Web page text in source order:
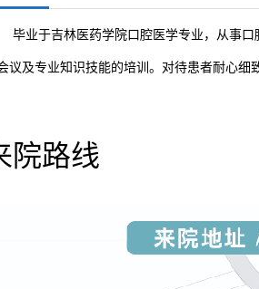
毕业于吉林医药学院口腔医学专业，从事口
议及专业知识技能的培训。对待患者耐心细
院路线